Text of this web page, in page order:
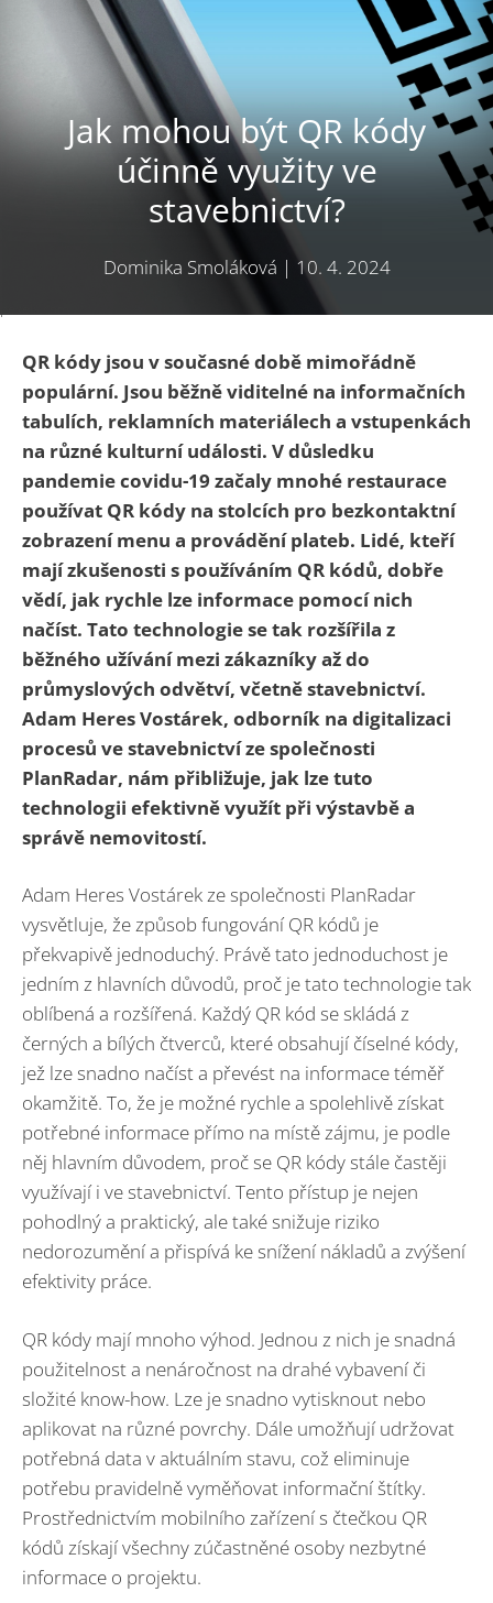
Jak mohou být QR kódy
účinně využity ve
stavebnictví?
Dominika Smoláková | 10. 4. 2024
QR kódy jsou v současné době mimořádně
populární. Jsou běžně viditelné na informačních
tabulích, reklamních materiálech a vstupenkách
na různé kulturní události. V důsledku
pandemie covidu-19 začaly mnohé restaurace
používat QR kódy na stolcích pro bezkontaktní
zobrazení menu a provádění plateb. Lidé, kteří
mají zkušenosti s používáním QR kódů, dobře
vědí, jak rychle lze informace pomocí nich
načíst. Tato technologie se tak rozšířila z
běžného užívání mezi zákazníky až do
průmyslových odvětví, včetně stavebnictví.
Adam Heres Vostárek, odborník na digitalizaci
procesů ve stavebnictví ze společnosti
PlanRadar, nám přibližuje, jak lze tuto
technologii efektivně využít při výstavbě a
správě nemovitostí.
Adam Heres Vostárek ze společnosti PlanRadar
vysvětluje, že způsob fungování QR kódů je
překvapivě jednoduchý. Právě tato jednoduchost je
jedním z hlavních důvodů, proč je tato technologie tak
oblíbená a rozšířená. Každý QR kód se skládá z
černých a bílých čtverců, které obsahují číselné kódy,
jež lze snadno načíst a převést na informace téměř
okamžitě. To, že je možné rychle a spolehlivě získat
potřebné informace přímo na místě zájmu, je podle
něj hlavním důvodem, proč se QR kódy stále častěji
využívají i ve stavebnictví. Tento přístup je nejen
pohodlný a praktický, ale také snižuje riziko
nedorozumění a přispívá ke snížení nákladů a zvýšení
efektivity práce.
QR kódy mají mnoho výhod. Jednou z nich je snadná
použitelnost a nenáročnost na drahé vybavení či
složité know-how. Lze je snadno vytisknout nebo
aplikovat na různé povrchy. Dále umožňují udržovat
potřebná data v aktuálním stavu, což eliminuje
potřebu pravidelně vyměňovat informační štítky.
Prostřednictvím mobilního zařízení s čtečkou QR
kódů získají všechny zúčastněné osoby nezbytné
informace o projektu.